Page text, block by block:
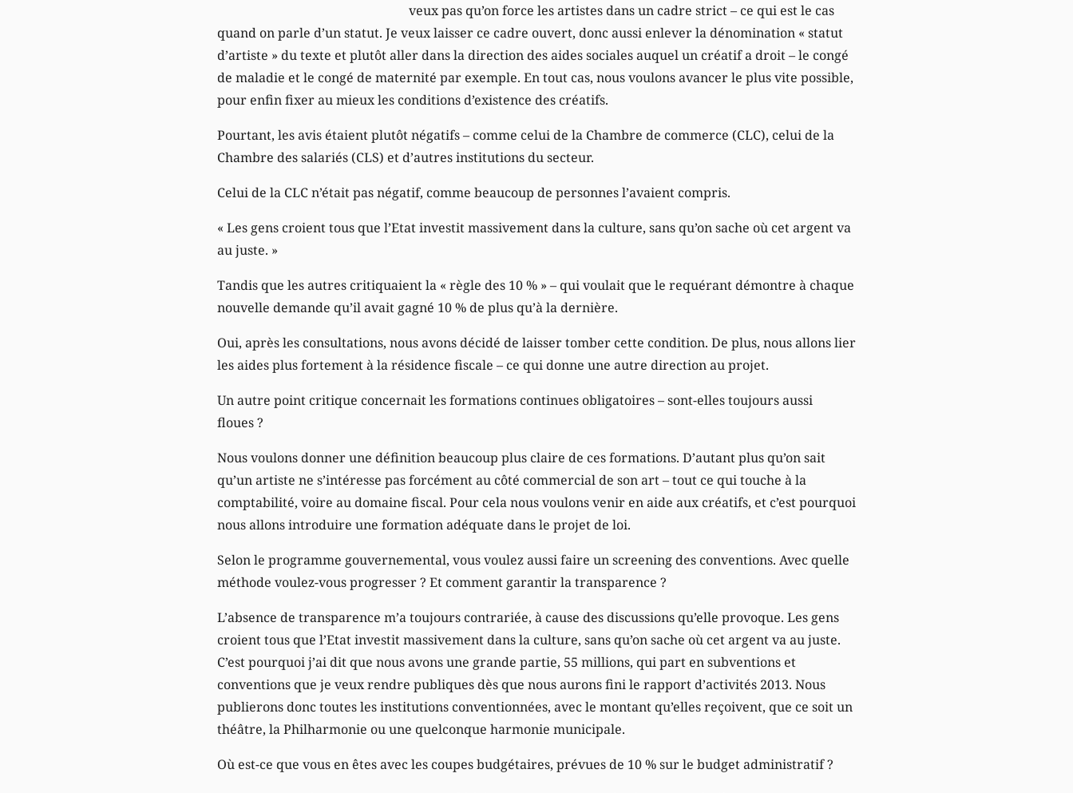
veux pas qu’on force les artistes dans un cadre strict – ce qui est le cas
quand on parle d’un statut. Je veux laisser ce cadre ouvert, donc aussi enlever la dénomination « statut
d’artiste » du texte et plutôt aller dans la direction des aides sociales auquel un créatif a droit – le congé
de maladie et le congé de maternité par exemple. En tout cas, nous voulons avancer le plus vite possible,
pour enfin fixer au mieux les conditions d’existence des créatifs.
Pourtant, les avis étaient plutôt négatifs – comme celui de la Chambre de commerce (CLC), celui de la
Chambre des salariés (CLS) et d’autres institutions du secteur.
Celui de la CLC n’était pas négatif, comme beaucoup de personnes l’avaient compris.
« Les gens croient tous que l’Etat investit massivement dans la culture, sans qu’on sache où cet argent va
au juste. »
Tandis que les autres critiquaient la « règle des 10 % » – qui voulait que le requérant démontre à chaque
nouvelle demande qu’il avait gagné 10 % de plus qu’à la dernière.
Oui, après les consultations, nous avons décidé de laisser tomber cette condition. De plus, nous allons lier
les aides plus fortement à la résidence fiscale – ce qui donne une autre direction au projet.
Un autre point critique concernait les formations continues obligatoires – sont-elles toujours aussi
floues ?
Nous voulons donner une définition beaucoup plus claire de ces formations. D’autant plus qu’on sait
qu’un artiste ne s’intéresse pas forcément au côté commercial de son art – tout ce qui touche à la
comptabilité, voire au domaine fiscal. Pour cela nous voulons venir en aide aux créatifs, et c’est pourquoi
nous allons introduire une formation adéquate dans le projet de loi.
Selon le programme gouvernemental, vous voulez aussi faire un screening des conventions. Avec quelle
méthode voulez-vous progresser ? Et comment garantir la transparence ?
L’absence de transparence m’a toujours contrariée, à cause des discussions qu’elle provoque. Les gens
croient tous que l’Etat investit massivement dans la culture, sans qu’on sache où cet argent va au juste.
C’est pourquoi j’ai dit que nous avons une grande partie, 55 millions, qui part en subventions et
conventions que je veux rendre publiques dès que nous aurons fini le rapport d’activités 2013. Nous
publierons donc toutes les institutions conventionnées, avec le montant qu’elles reçoivent, que ce soit un
théâtre, la Philharmonie ou une quelconque harmonie municipale.
Où est-ce que vous en êtes avec les coupes budgétaires, prévues de 10 % sur le budget administratif ?